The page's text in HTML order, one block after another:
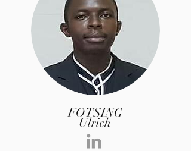
FOTSING
Ulrich